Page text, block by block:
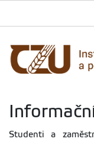
Studenti a